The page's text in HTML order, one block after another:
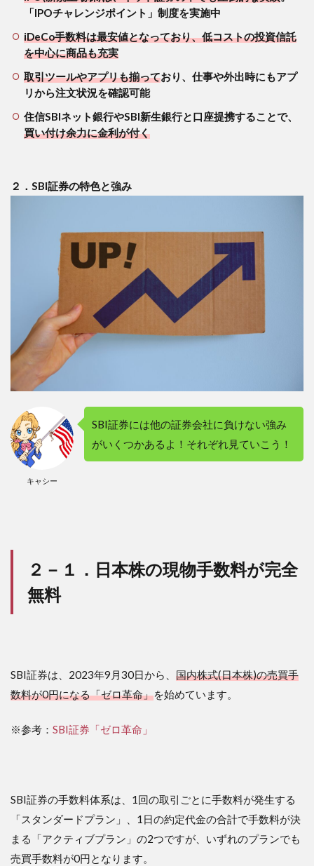
SBIネ
ット
銀
行・
SBI新
生銀
行と
連携
する
と余
剰資
が付
く
３－
１．
新
NISA
口座
とし
て使
とし
て使
う
の口
座に
「IPOチャレンジポイント」制度を実施中
iDeCo手数料は最安値となっており、低コストの投資信託
を中心に商品も充実
取引ツールやアプリも揃っており、仕事や外出時にもアプ
リから注文状況を確認可能
住信SBIネット銀行やSBI新生銀行と口座提携することで、
買い付け余力に金利が付く
２．SBI証券の特色と強み
キャシー
SBI証券には他の証券会社に負けない強み
がいくつかあるよ！それぞれ見ていこう！
２－１．日本株の現物手数料が完全
無料
SBI証券は、2023年9月30日から、 国内株式(日本株)の売買手
数料が0円になる「ゼロ革命」を始めています。
※参考： SBI証券「ゼロ革命」
SBI証券の手数料体系は、1回の取引ごとに手数料が発生する
「スタンダードプラン」、1日の約定代金の合計で手数料が決
まる「アクティブプラン」の2つですが、いずれのプランでも
売買手数料が0円となります。